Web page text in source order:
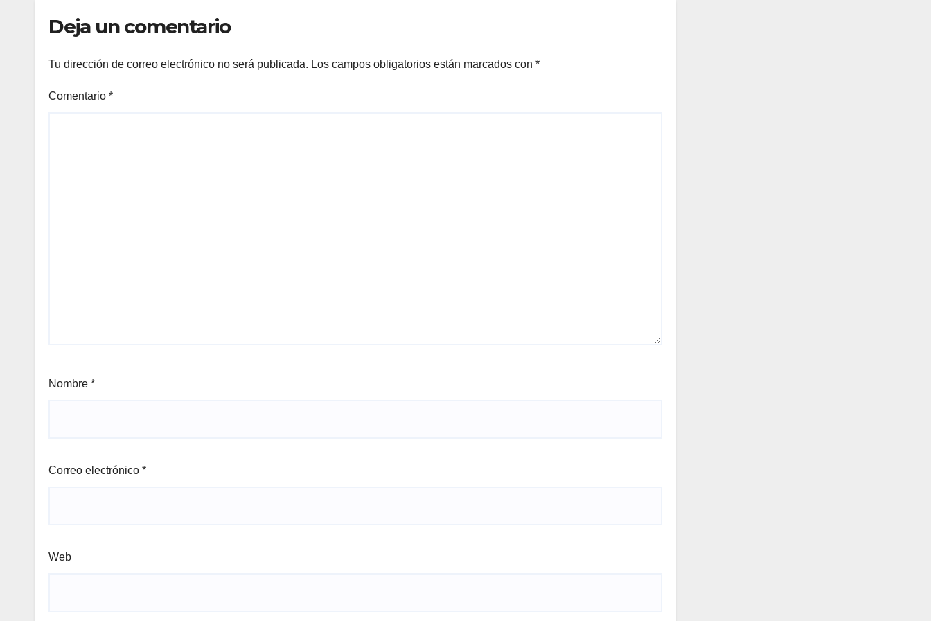
Deja un comentario
Tu dirección de correo electrónico no será publicada. Los campos obligatorios están marcados con *
Comentario *
Nombre *
Correo electrónico *
Web